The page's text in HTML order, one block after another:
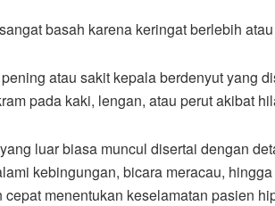
basah karena keringat berlebih
atau sakit kepala berdenyut yang
pada kaki, lengan, atau perut akibat
luar biasa muncul disertai dengan
kebingungan, bicara meracau,
cepat menentukan keselamatan pasien